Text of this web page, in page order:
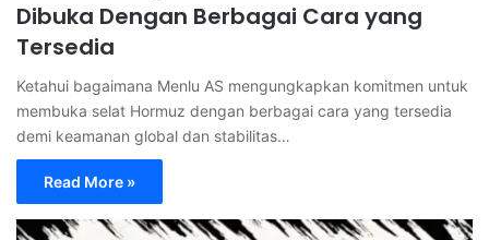
Dibuka Dengan Berbagai Cara yang
Tersedia
Ketahui bagaimana Menlu AS mengungkapkan komitmen untuk
membuka selat Hormuz dengan berbagai cara yang tersedia
demi keamanan global dan stabilitas…
Read More »